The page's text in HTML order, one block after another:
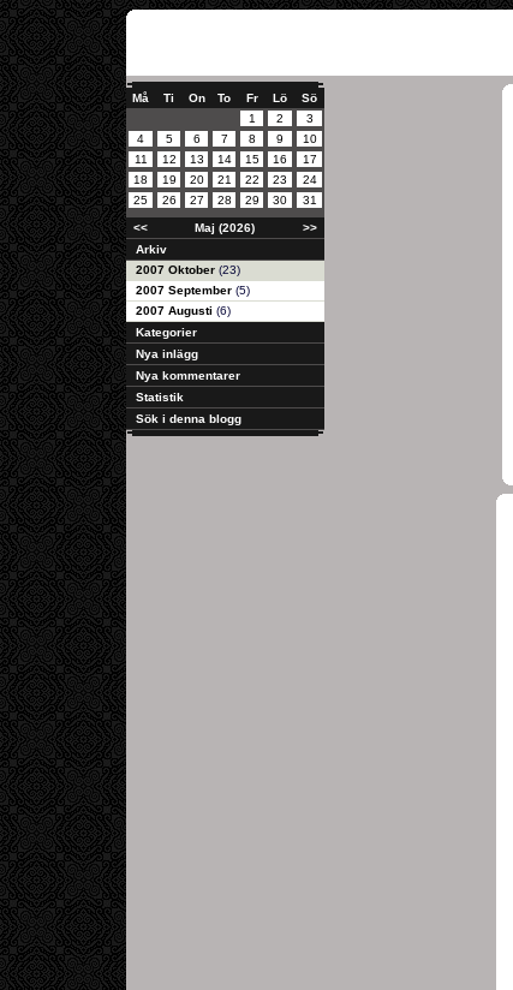
Må Ti On To Fr Lö
Sö
1
2
3
4
5 6 7 8 9
10
11
12 13 14 15 16
17
18
19 20 21 22 23
24
25
26 27 28 29 30 31
<< Maj (2026)
>>
Arkiv
2007 Oktober (23)
2007 September (5)
2007 Augusti (6)
Kategorier
Nya inlägg
Nya kommentarer
Statistik
Sök i denna blogg